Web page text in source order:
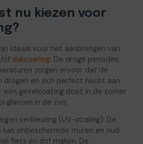
nu kiezen voor
ideaal voor het aanbrengen van
of dakcoating. De droge periodes
zorgen ervoor dat de
drogen en zich perfect hecht aan
een gevelcoating doet in de zomer
glanzen in de zon:
verkleuring (UV-straling): De
kan onbeschermde muren en oud
flets en dof maken. De